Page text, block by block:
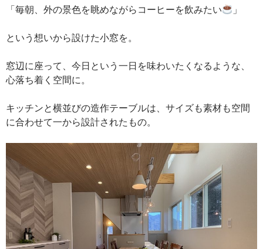
「毎朝、外の景色を眺めながらコーヒーを飲みたい 」
という想いから設けた小窓を。
窓辺に座って、今日という一日を味わいたくなるような、
心落ち着く空間に。
キッチンと横並びの造作テーブルは、サイズも素材も空間
に合わせて一から設計されたもの。